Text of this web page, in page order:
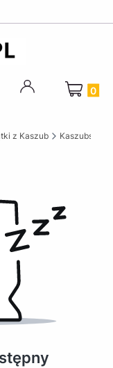
Produkty
z Kaszub Kaszubskie